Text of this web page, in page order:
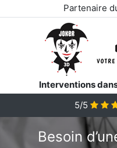
Partenaire
Interventions
5/5
Besoin